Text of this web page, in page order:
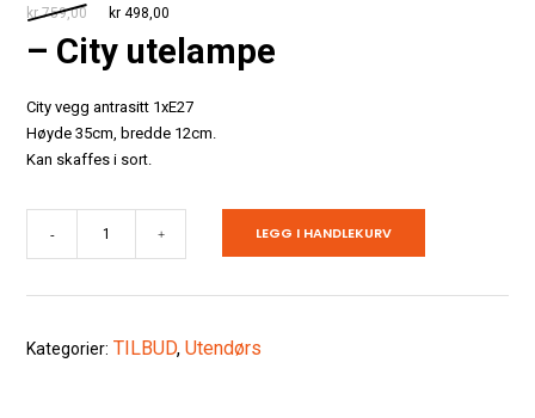
kr759,00
Opprinnelig
var:
kr 759,00.
kr 498,00
er:
kr 498,00.
– City utelampe
City vegg antrasitt 1xE27
Høyde 35cm, bredde 12cm.
Kan skaffes i sort.
City
utelampe
- + LEGG I HANDLEKURV
Kategorier: TILBUD,Utendørs